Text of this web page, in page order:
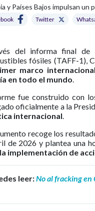
y Países Bajos impulsan
Twitter
del informa final de
fósiles (TAFF-1),
marco
en todo el mundo.
fue construido con
oficialmente a la
internacional.
recoge los
de 2026 y plantea una
implementación de
leer:No al fracking en